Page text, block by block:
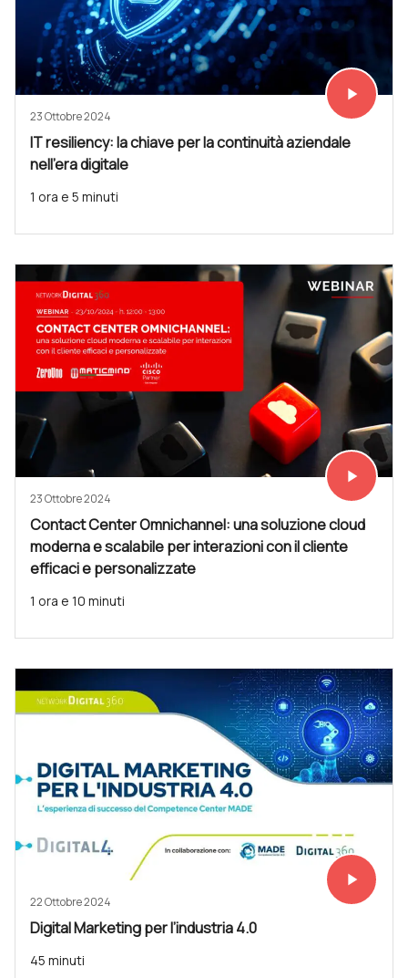
Vedi subito
play_arrow
23 Ottobre 2024
IT resiliency: la chiave per la continuità aziendale
nell’era digitale
1 ora e 5 minuti
Vedi subito
play_arrow
23 Ottobre 2024
Contact Center Omnichannel: una soluzione cloud
moderna e scalabile per interazioni con il cliente
efficaci e personalizzate
1 ora e 10 minuti
Vedi subito
play_arrow
22 Ottobre 2024
Digital Marketing per l’industria 4.0
45 minuti